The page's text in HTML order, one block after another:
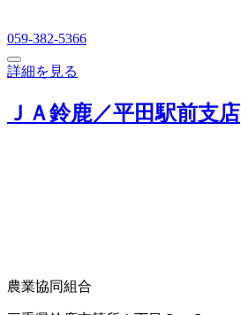
059-382-5366
詳細を見る
ＪＡ鈴鹿／平田駅前支店
農業協同組合